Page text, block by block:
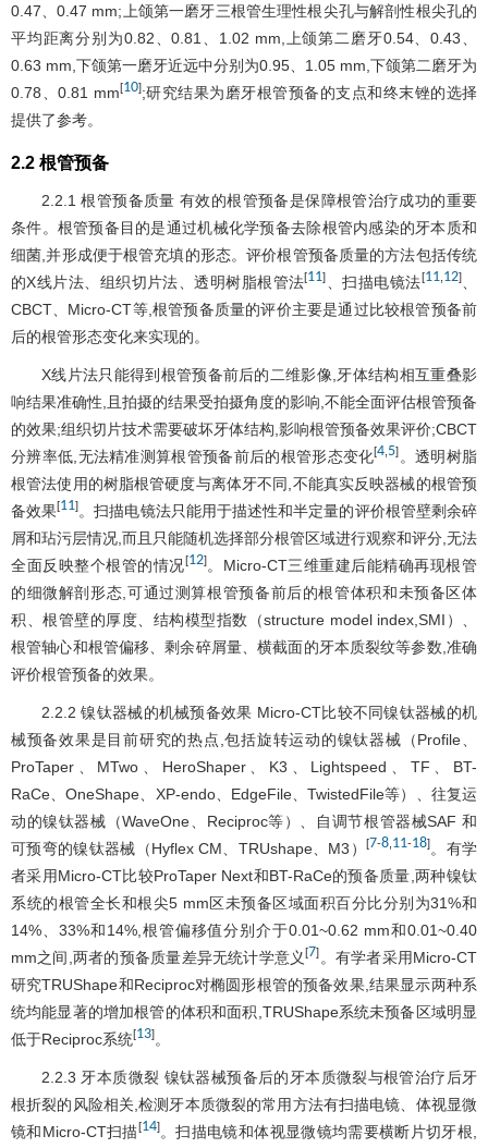
0.47、0.47 mm;上颌第一磨牙三根管生理性根尖孔与解剖性根尖孔的
平均距离分别为0.82、0.81、1.02 mm,上颌第二磨牙0.54、0.43、
0.63 mm,下颌第一磨牙近远中分别为0.95、1.05 mm,下颌第二磨牙为
0.78、0.81 mm[10];研究结果为磨牙根管预备的支点和终末锉的选择
提供了参考。
2.2 根管预备
2.2.1 根管预备质量 有效的根管预备是保障根管治疗成功的重要
条件。根管预备目的是通过机械化学预备去除根管内感染的牙本质和
细菌,并形成便于根管充填的形态。评价根管预备质量的方法包括传统
的X线片法、组织切片法、透明树脂根管法[11] 、扫描电镜法[11,12]、
CBCT、Micro-CT等,根管预备质量的评价主要是通过比较根管预备前
后的根管形态变化来实现的。
X线片法只能得到根管预备前后的二维影像,牙体结构相互重叠影
响结果准确性,且拍摄的结果受拍摄角度的影响,不能全面评估根管预备
的效果;组织切片技术需要破坏牙体结构,影响根管预备效果评价;CBCT
分辨率低,无法精准测算根管预备前后的根管形态变化[4,5] 。透明树脂
根管法使用的树脂根管硬度与离体牙不同,不能真实反映器械的根管预
备效果[11] 。扫描电镜法只能用于描述性和半定量的评价根管壁剩余碎
屑和玷污层情况,而且只能随机选择部分根管区域进行观察和评分,无法
全面反映整个根管的情况[12]。Micro-CT三维重建后能精确再现根管
的细微解剖形态,可通过测算根管预备前后的根管体积和未预备区体
积、根管壁的厚度、结构模型指数（structure model index,SMI）、
根管轴心和根管偏移、剩余碎屑量、横截面的牙本质裂纹等参数,准确
评价根管预备的效果。
2.2.2 镍钛器械的机械预备效果 Micro-CT比较不同镍钛器械的机
械预备效果是目前研究的热点,包括旋转运动的镍钛器械（Profile、
ProTaper、MTwo、HeroShaper、K3、Lightspeed、TF、BT-
RaCe、OneShape、XP-endo、EdgeFile、TwistedFile等）、往复运
动的镍钛器械（WaveOne、Reciproc等）、自调节根管器械SAF 和
可预弯的镍钛器械（Hyflex CM、TRUshape、M3）[7-8,11-18] 。有学
者采用Micro-CT比较ProTaper Next和BT-RaCe的预备质量,两种镍钛
系统的根管全长和根尖5 mm区未预备区域面积百分比分别为31%和
14%、33%和14%,根管偏移值分别介于0.01~0.62 mm和0.01~0.40
mm之间,两者的预备质量差异无统计学意义[7] 。有学者采用Micro-CT
研究TRUShape和Reciproc对椭圆形根管的预备效果,结果显示两种系
统均能显著的增加根管的体积和面积,TRUShape系统未预备区域明显
低于Reciproc系统[13] 。
2.2.3 牙本质微裂 镍钛器械预备后的牙本质微裂与根管治疗后牙
根折裂的风险相关,检测牙本质微裂的常用方法有扫描电镜、体视显微
镜和Micro-CT扫描[14]。扫描电镜和体视显微镜均需要横断片切牙根,